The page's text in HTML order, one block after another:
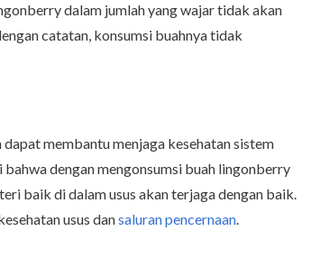
dalam jumlah yang wajar tidak akan
catatan, konsumsi buahnya tidak
membantu menjaga kesehatan sistem
dengan mengonsumsi buah lingonberry
baik di dalam usus akan terjaga dengan baik.
usus dansaluran pencernaan.